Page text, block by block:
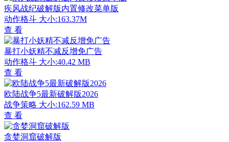
疾风战纪破解版内置修改菜单版
动作格斗 大小:163.37M
查 看
暴打小妖精不减反增免广告
动作格斗 大小:40.42 MB
查 看
欧陆战争5最新破解版2026
战争策略 大小:162.59 MB
查 看
贪婪洞窟破解版